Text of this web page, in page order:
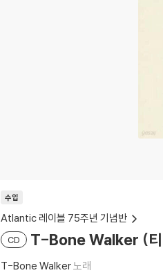
수입
Atlantic 레이블 75주년 기념반
CD T-Bone Walker (
T-Bone Walker노래